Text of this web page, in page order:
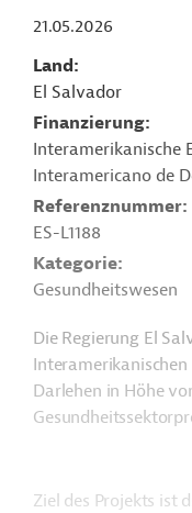
21.05.2026
Land
El Salvador
Finanzierung
Interamerikanische
Interamericano de
Referenznummer
ES-L1188
Kategorie
Gesundheitswesen
Die Regierung El
Darlehen in Höhe
Ziel des Projekts ist